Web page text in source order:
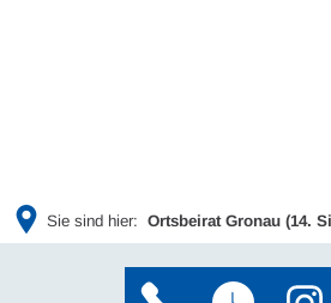
Sie sind hier: Ortsbeirat Gronau (14.